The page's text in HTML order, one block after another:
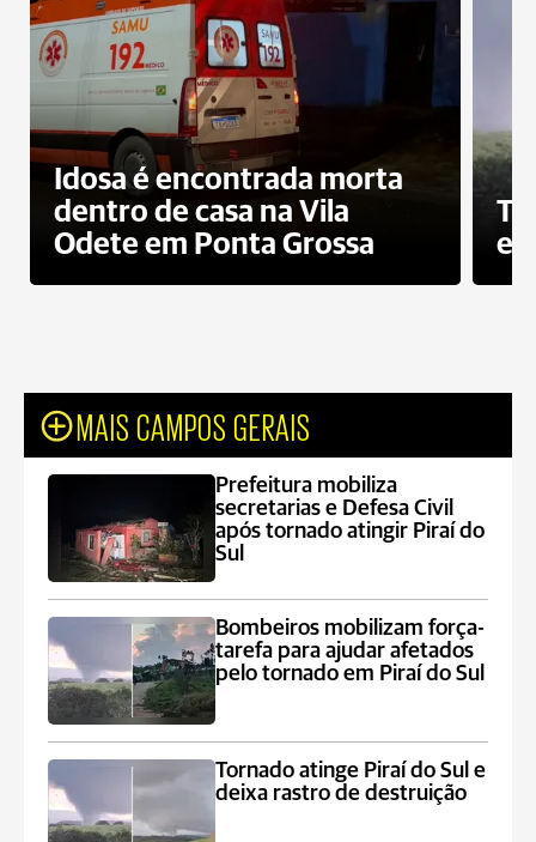
Idosa é encontrada morta
dentro de casa na Vila
Odete em Ponta Grossa
e
MAIS CAMPOS GERAIS
Prefeitura mobiliza
secretarias e Defesa Civil
após tornado atingir Piraí do
Sul
Bombeiros mobilizam força-
tarefa para ajudar afetados
pelo tornado em Piraí do Sul
Tornado atinge Piraí do Sul e
deixa rastro de destruição